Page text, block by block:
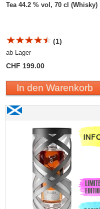
Tea 44.2 % vol, 70 cl (Whisky)
(1)
ab Lager
CHF 199.00
In den Warenkorb